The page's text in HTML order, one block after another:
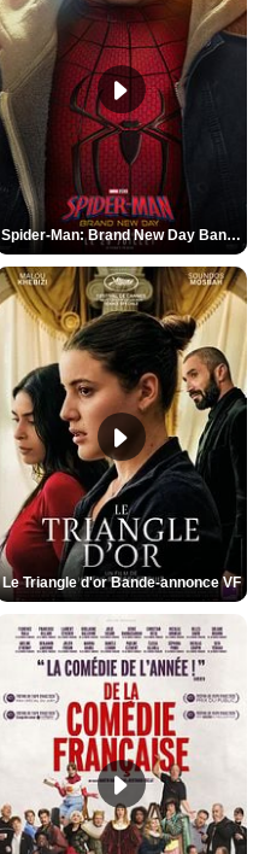
Spider-Man: Brand New Day Bande-annonce VO STFR
Le Triangle d'or Bande-annonce VF